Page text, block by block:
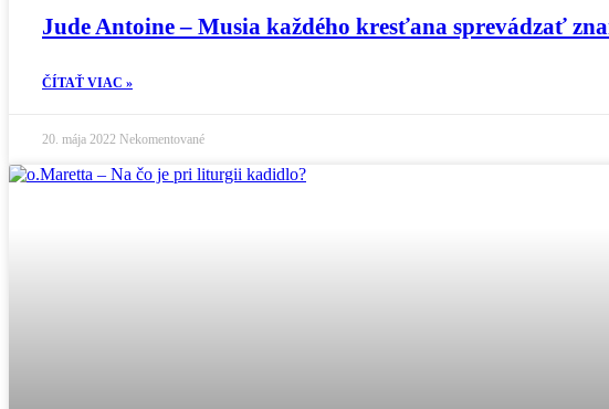
Jude Antoine – Musia každého kresťana sprevádzať
ČÍTAŤ VIAC »
20. mája 2022 Nekomentované